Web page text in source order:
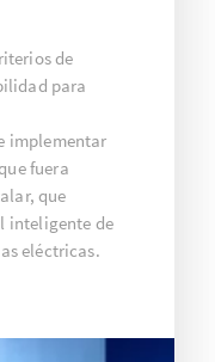
de
para
implementar
fuera
que
inteligente de
eléctricas.